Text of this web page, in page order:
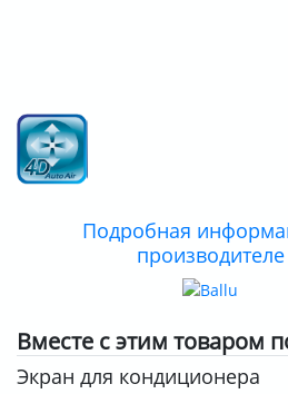
Подробная
производителе
Вместе с этим товаром
Экран для кондиционера